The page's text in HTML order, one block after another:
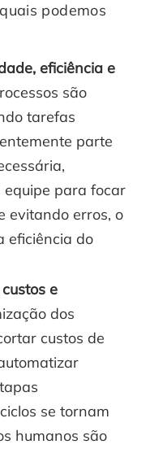
podemos
eficiência e
são
tarefas
parte
para focar
evitando erros, o
eficiência do
e
dos
custos de
se tornam
humanos são